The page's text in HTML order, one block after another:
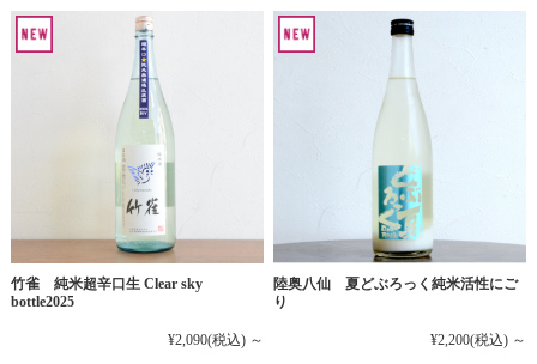
竹雀 純米超辛口生 Clear sky
bottle2025
¥2,090(税込) ～
陸奥八仙 夏どぶろっく純米活性にご
り
¥2,200(税込) ～